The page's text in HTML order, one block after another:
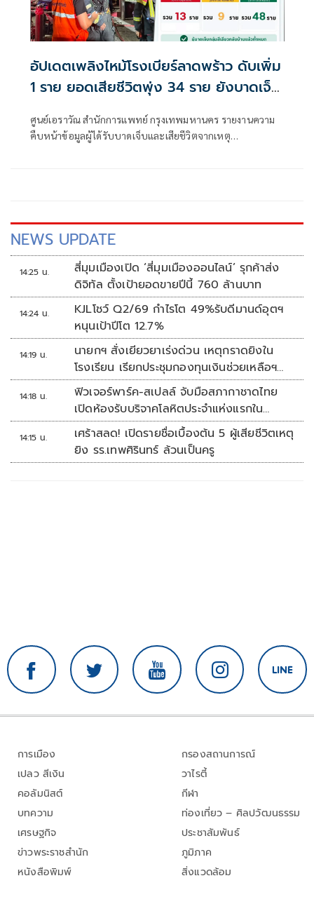
อัปเดตเพลิงไหม้โรงเบียร์ลาดพร้าว ดับเพิ่ม
1 ราย ยอดเสียชีวิตพุ่ง 34 ราย ยังบาดเจ็บ
ศูนย์เอราวัณ สำนักการแพทย์ กรุงเทพมหานคร รายงานความ
คืบหน้าข้อมูลผู้ได้รับบาดเจ็บและเสียชีวิตจากเหตุ
NEWS UPDATE
14:25 น.
สี่มุมเมืองเปิด ‘สี่มุมเมืองออนไลน์’ รุกค้าส่ง
ดิจิทัล ตั้งเป้ายอดขายปีนี้ 760 ล้านบาท
14:24 น.
KJLโชว์ Q2/69 กำไรโต 49%รับดีมานด์อุตฯ
หนุนเป้าปีโต 12.7%
14:19 น.
นายกฯ สั่งเยียวยาเร่งด่วน เหตุกราดยิงใน
โรงเรียน เรียกประชุมกองทุนเงินช่วยเหลือฯ
ทันที
14:18 น.
ฟิวเจอร์พาร์ค-สเปลล์ จับมือสภากาชาดไทย
เปิดห้องรับบริจาคโลหิตประจำแห่งแรกใน
ศูนย์การค้าปทุมธานี
14:15 น.
เศร้าสลด! เปิดรายชื่อเบื้องต้น 5 ผู้เสียชีวิตเหตุ
ยิง รร.เทพศิรินทร์ ล้วนเป็นครู
การเมือง
เปลว สีเงิน
คอลัมนิสต์
บทความ
เศรษฐกิจ
ข่าวพระราชสำนัก
หนังสือพิมพ์
กรองสถานการณ์
วาไรตี้
กีฬา
ท่องเที่ยว – ศิลปวัฒนธรรม
ประชาสัมพันธ์
ภูมิภาค
สิ่งแวดล้อม